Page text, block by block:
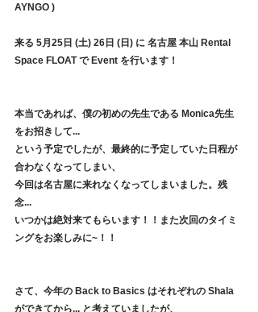
AYNGO )
来る 5月25日 (土) 26日 (日) に 名古屋 本山 Rental
Space FLOAT で Event を行います！
本当であれば、僕の初めの先生である Monica先生
をお招きして...
という予定でしたが、最終的に予定していた日程が
合わなくなってしまい、
今回は名古屋に来れなくなってしまいました。残
念...
いつかは絶対来てもらいます！！また次回のタイミ
ングをお楽しみに~！！
さて、今年の Back to Basics はそれぞれの Shala
ができてから... と考えていましたが、